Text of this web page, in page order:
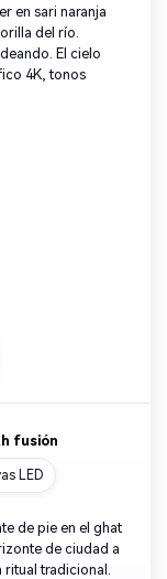
en sari naranja
del río.
El cielo
4K, tonos
fusión
LED
de pie en el ghat
de ciudad a
tradicional.
IA
%